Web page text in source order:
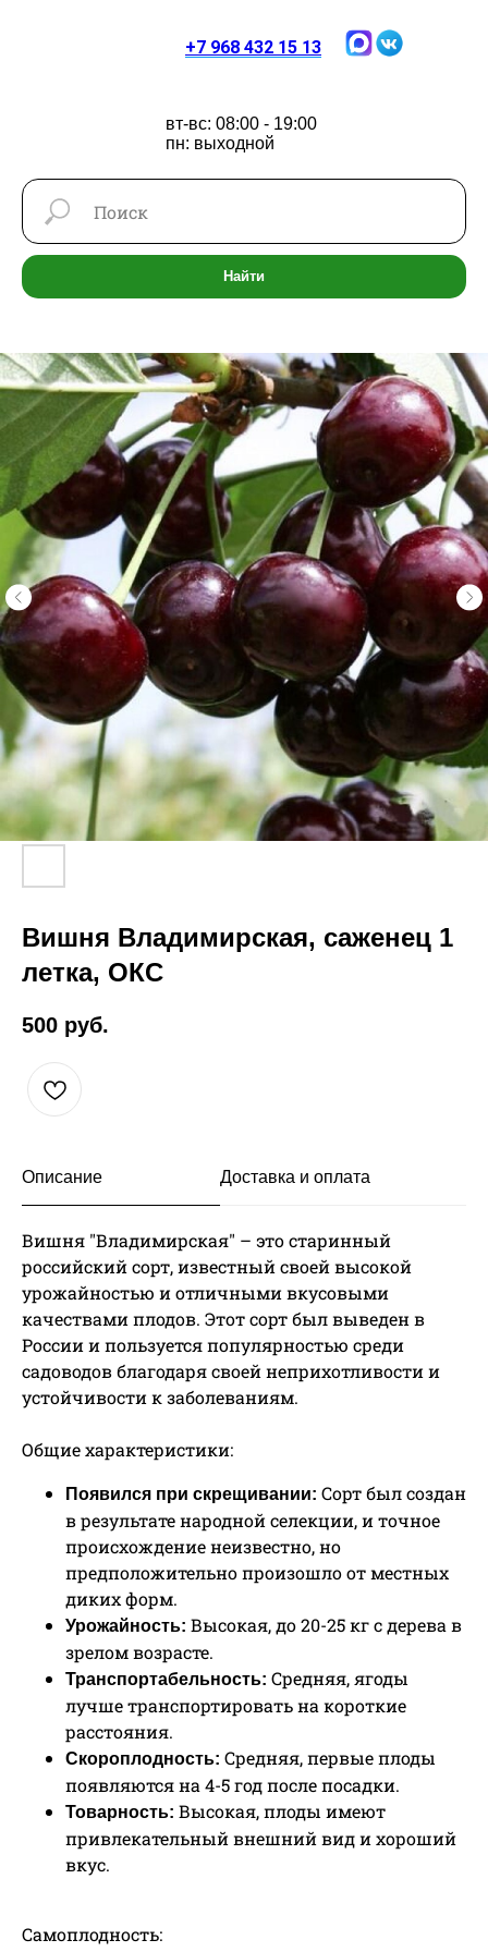
+7 968 432 15 13
вт-вс: 08:00 - 19:00
пн: выходной
Найти
Вишня Владимирская, саженец 1
летка, ОКС
500 руб.
Описание Доставка и оплата
Вишня "Владимирская" – это старинный
российский сорт, известный своей высокой
урожайностью и отличными вкусовыми
качествами плодов. Этот сорт был выведен в
России и пользуется популярностью среди
садоводов благодаря своей неприхотливости и
устойчивости к заболеваниям.
Общие характеристики:
Появился при скрещивании: Сорт был создан
в результате народной селекции, и точное
происхождение неизвестно, но
предположительно произошло от местных
диких форм.
Урожайность: Высокая, до 20-25 кг с дерева в
зрелом возрасте.
Транспортабельность: Средняя, ягоды
лучше транспортировать на короткие
расстояния.
Скороплодность: Средняя, первые плоды
появляются на 4-5 год после посадки.
Товарность: Высокая, плоды имеют
привлекательный внешний вид и хороший
вкус.
Самоплодность: